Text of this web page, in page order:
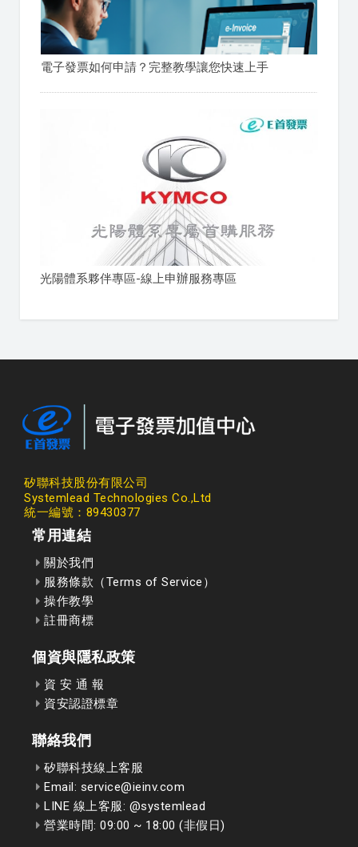
電子發票如何申請？完整教學讓您快速上手
光陽體系夥伴專區-線上申辦服務專區
矽聯科技股份有限公司
Systemlead Technologies Co.,Ltd
統一編號：89430377
常用連結
關於我們
服務條款（Terms of Service）
操作教學
註冊商標
個資與隱私政策
資 安 通 報
資安認證標章
聯絡我們
矽聯科技線上客服
Email: service@ieinv.com
LINE 線上客服: @systemlead
營業時間: 09:00 ~ 18:00 (非假日)